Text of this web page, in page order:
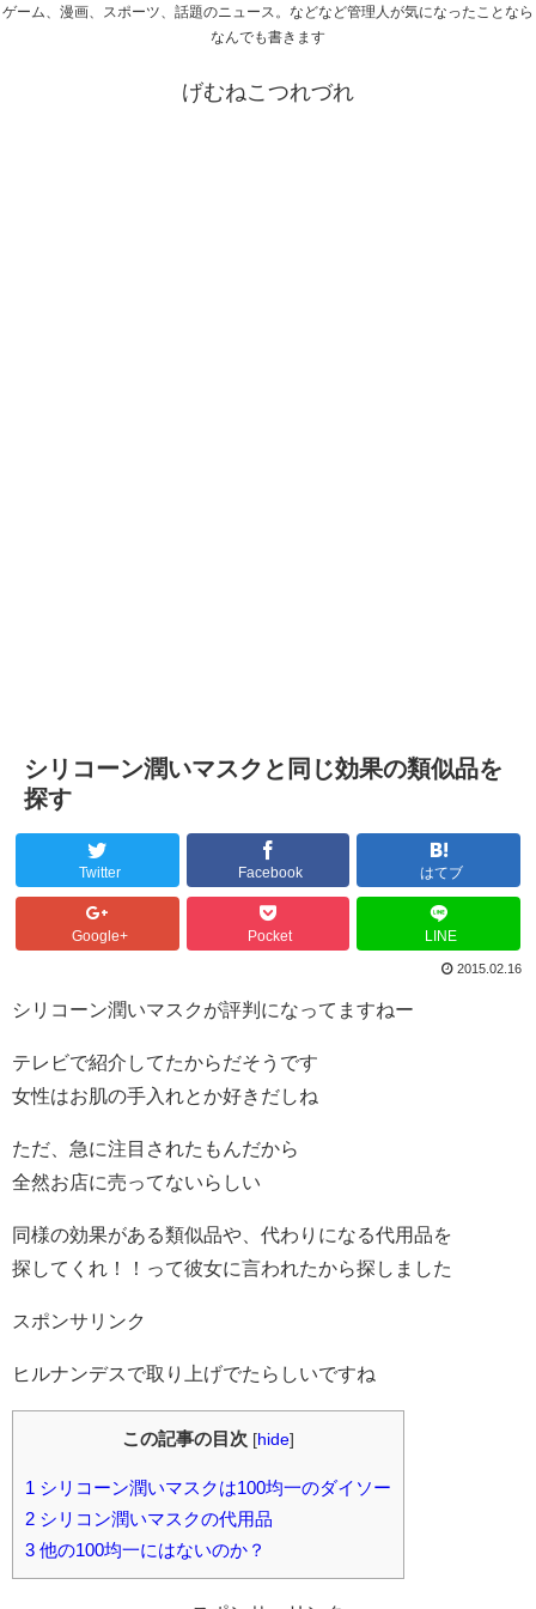
ゲーム、漫画、スポーツ、話題のニュース。などなど管理人が気になったことなら
なんでも書きます
げむねこつれづれ
シリコーン潤いマスクと同じ効果の類似品を
探す
Twitter Facebook はてブ
Google+ Pocket LINE
2015.02.16
シリコーン潤いマスクが評判になってますねー
テレビで紹介してたからだそうです
女性はお肌の手入れとか好きだしね
ただ、急に注目されたもんだから
全然お店に売ってないらしい
同様の効果がある類似品や、代わりになる代用品を
探してくれ！！って彼女に言われたから探しました
スポンサリンク
ヒルナンデスで取り上げでたらしいですね
この記事の目次 [hide]
1 シリコーン潤いマスクは100均一のダイソー
2 シリコン潤いマスクの代用品
3 他の100均一にはないのか？